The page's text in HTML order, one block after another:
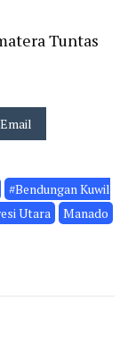
Tuntas
Email
#Bendungan Kuwil
Utara
Manado